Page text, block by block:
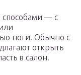
— с
ноги. Обычно с
открыть
в салон.